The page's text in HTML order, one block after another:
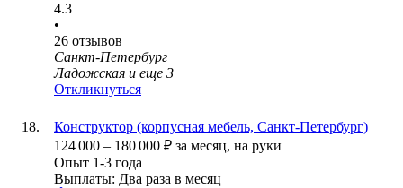
4.3
•
26 отзывов
Санкт-Петербург
Ладожская и еще 3
Откликнуться
Конструктор (корпусная мебель, Санкт-Петербург)
124 000 – 180 000 ₽ за месяц, на руки
Опыт 1-3 года
Выплаты: Два раза в месяц